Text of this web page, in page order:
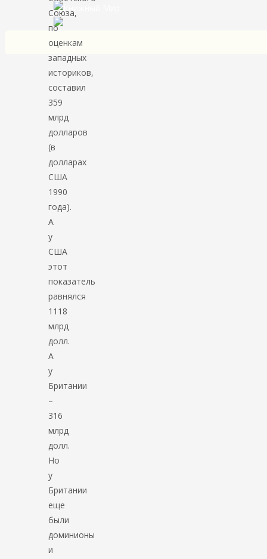
Союза,
по
оценкам
западных
историков,
составил
359
млрд
долларов
(в
долларах
США
1990
года).
А
у
США
этот
показатель
равнялся
1118
млрд
долл.
А
у
Британии
–
316
млрд
долл.
Но
у
Британии
еще
были
доминионы
и